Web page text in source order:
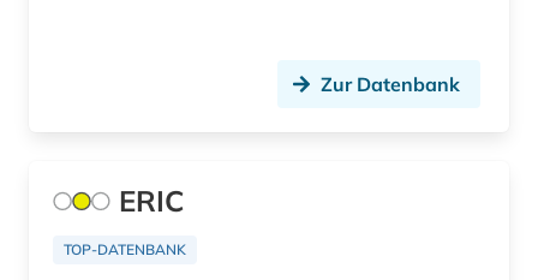
afrikanistik (3)
Zur Datenbank
ERIC
TOP-DATENBANK